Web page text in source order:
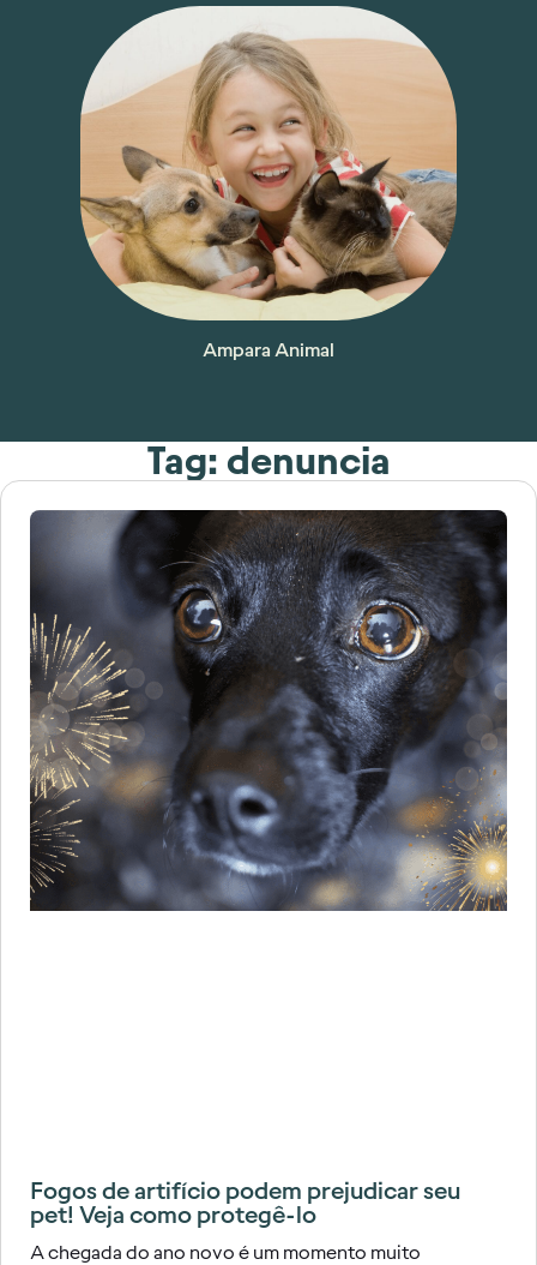
Ampara Animal
Tag: denuncia
Fogos de artifício podem prejudicar seu
pet! Veja como protegê-lo
A chegada do ano novo é um momento muito